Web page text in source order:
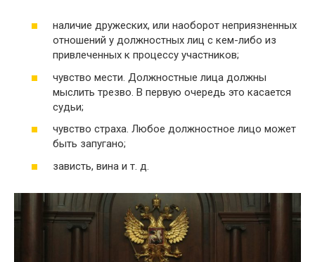
наличие дружеских, или наоборот неприязненных
отношений у должностных лиц с кем-либо из
привлеченных к процессу участников;
чувство мести. Должностные лица должны
мыслить трезво. В первую очередь это касается
судьи;
чувство страха. Любое должностное лицо может
быть запугано;
зависть, вина и т. д.